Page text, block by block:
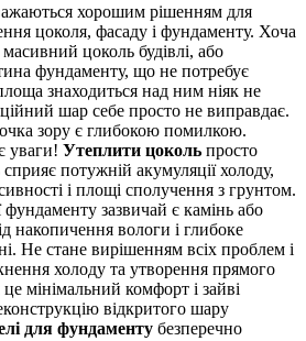
хорошим рішенням для
цоколя, фасаду і фундаменту. Хоча
цоколь будівлі, або
фундаменту, що не потребує
знаходиться над ним ніяк не
шар себе просто не виправдає.
зору є глибокою помилкою.
уваги! Утеплити цоколь просто
потужній акумуляції холоду,
і площі сполучення з грунтом.
фундаменту зазвичай є камінь або
накопичення вологи і глибоке
Не стане вирішенням всіх проблем і
холоду та утворення прямого
мінімальний комфорт і зайві
відкритого шару
для фундаменту безперечно